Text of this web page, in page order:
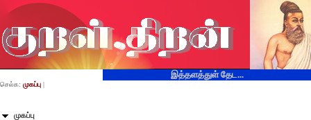
இத்தளத்துள் தேட...
முகப்பு
செல்க: முகப்பு |